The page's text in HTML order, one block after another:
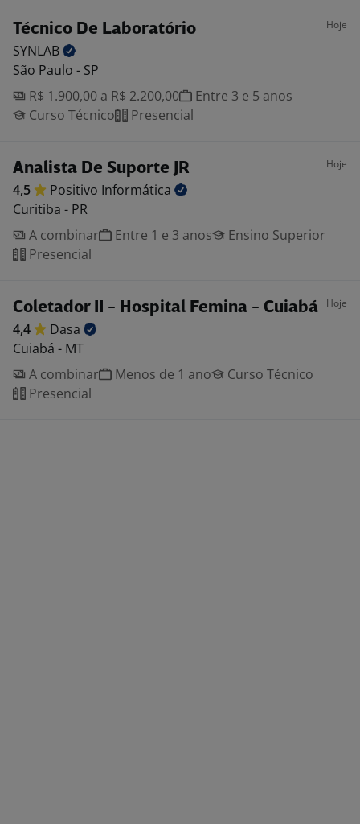
Técnico De Laboratório Hoje
SYNLAB
São Paulo - SP
R$ 1.900,00 a R$ 2.200,00
Entre 3 e 5 anos
Curso Técnico
Presencial
Analista De Suporte JR Hoje
4,5 Positivo Informática
Curitiba - PR
A combinar
Entre 1 e 3 anos
Ensino Superior
Presencial
Coletador II - Hospital Femina - Cuiabá Hoje
4,4
Dasa
Cuiabá - MT
A combinar
Menos de 1 ano
Curso Técnico
Presencial